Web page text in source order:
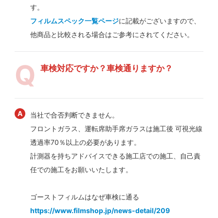
す。
フィルムスペック一覧ページに記載がございますので、
他商品と比較される場合はご参考にされてください。
車検対応ですか？車検通りますか？
当社で合否判断できません。
フロントガラス、運転席助手席ガラスは施工後 可視光線
透過率70％以上の必要があります。
計測器を持ちアドバイスできる施工店での施工、自己責
任での施工をお願いいたします。
ゴーストフィルムはなぜ車検に通る
https://www.filmshop.jp/news-detail/209